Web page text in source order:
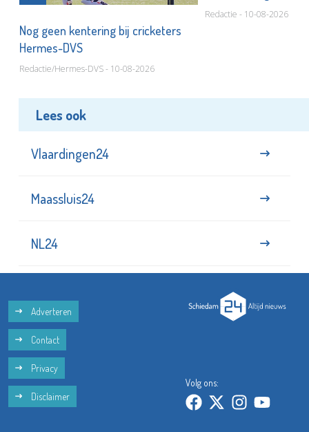
Nog geen kentering bij cricketers
Hermes-DVS
Redactie/Hermes-DVS - 10-08-2026
Redactie - 10-08-2026
Lees ook
Vlaardingen24
Maassluis24
NL24
Adverteren
Contact
Privacy
Disclaimer
Volg ons: